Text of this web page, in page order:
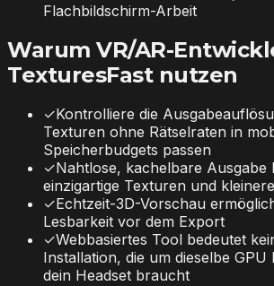
Flachbildschirm-Arbeit
Warum VR/AR-
TexturesFast nutzen
✓Kontrolliere die
Texturen ohne Rätselraten in
Speicherbudgets passen
✓Nahtlose, kachelbare Ausgabe
einzigartige Texturen und
✓Echtzeit-3D-Vorschau
Lesbarkeit vor dem Export
✓Webbasiertes Tool bedeutet
Installation, die um dieselbe
dein Headset braucht